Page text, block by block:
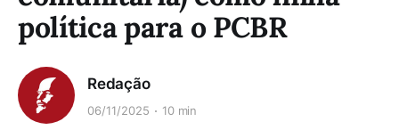
política para o PCBR
Redação
06/11/2025 10 min